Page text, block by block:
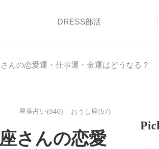
DRESS部活
んの恋愛運・仕事運・金運はどうなる？
星座占い(846) おうし座(57)
さんの恋愛